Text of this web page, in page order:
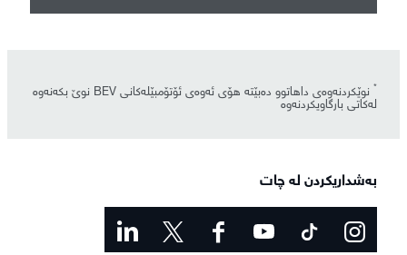
* نوێکردنەوەی داهاتوو دەبێتە هۆی ئەوەی ئۆتۆمبێلەکانی BEV نوێ بکەنەوە
لەکاتی بارگاویکردنەوە
بەشداریکردن لە چات